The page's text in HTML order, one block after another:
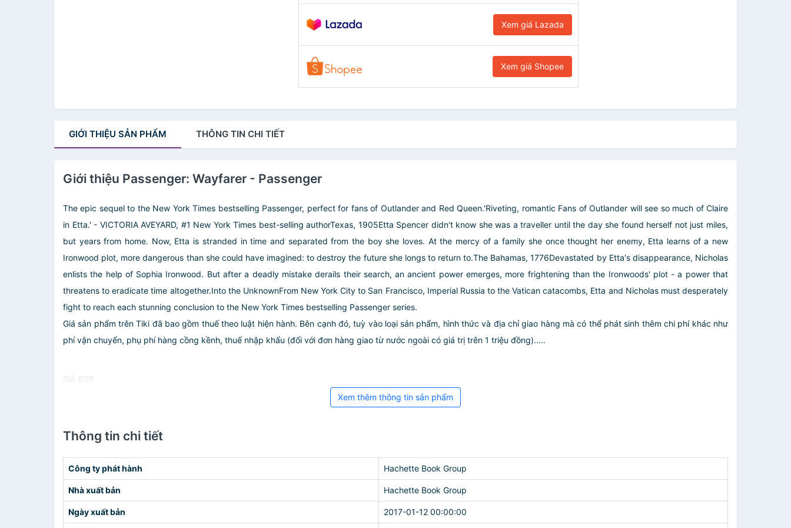
Xem giá Lazada
Xem giá Shopee
GIỚI THIỆU SẢN PHẨM THÔNG TIN CHI TIẾT
Giới thiệu Passenger: Wayfarer - Passenger
The epic sequel to the New York Times bestselling Passenger, perfect for fans of Outlander and Red Queen.'Riveting, romantic Fans of Outlander will see so much of Claire
in Etta.' - VICTORIA AVEYARD, #1 New York Times best-selling authorTexas, 1905Etta Spencer didn't know she was a traveller until the day she found herself not just miles,
but years from home. Now, Etta is stranded in time and separated from the boy she loves. At the mercy of a family she once thought her enemy, Etta learns of a new
Ironwood plot, more dangerous than she could have imagined: to destroy the future she longs to return to.The Bahamas, 1776Devastated by Etta's disappearance, Nicholas
enlists the help of Sophia Ironwood. But after a deadly mistake derails their search, an ancient power emerges, more frightening than the Ironwoods' plot - a power that
threatens to eradicate time altogether.Into the UnknownFrom New York City to San Francisco, Imperial Russia to the Vatican catacombs, Etta and Nicholas must desperately
fight to reach each stunning conclusion to the New York Times bestselling Passenger series.
Giá sản phẩm trên Tiki đã bao gồm thuế theo luật hiện hành. Bên cạnh đó, tuỳ vào loại sản phẩm, hình thức và địa chỉ giao hàng mà có thể phát sinh thêm chi phí khác như
phí vận chuyển, phụ phí hàng cồng kềnh, thuế nhập khẩu (đối với đơn hàng giao từ nước ngoài có giá trị trên 1 triệu đồng).....
Giá B3X
Xem thêm thông tin sản phẩm
Thông tin chi tiết
Công ty phát hành Hachette Book Group
Nhà xuất bản Hachette Book Group
Ngày xuất bản 2017-01-12 00:00:00